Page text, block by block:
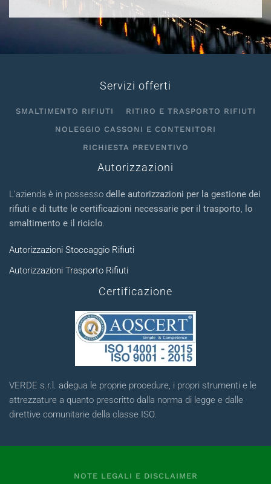
Servizi offerti
SMALTIMENTO RIFIUTI
RITIRO E TRASPORTO RIFIUTI
NOLEGGIO CASSONI E CONTENITORI
RICHIESTA PREVENTIVO
Autorizzazioni
L’azienda è in possesso delle autorizzazioni per la gestione dei
rifiuti e di tutte le certificazioni necessarie per il trasporto
lo
smaltimento e il riciclo
Autorizzazioni Stoccaggio Rifiuti
Autorizzazioni Trasporto Rifiuti
Certificazione
VERDE s.r.l. adegua le proprie procedure, i propri strumenti e le
attrezzature a quanto prescritto dalla norma di legge e dalle
direttive comunitarie della classe ISO.
NOTE LEGALI E DISCLAIMER